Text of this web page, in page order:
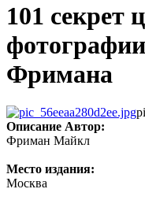
101 секрет
Фримана
Описание Автор:
Фриман Майкл
Место издания:
Москва